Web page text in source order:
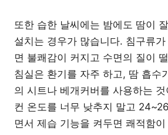
또한 습한 날씨에는 밤에도 땀이
설치는 경우가 많습니다. 침구류
면 불쾌감이 커지고 수면의 질이
침실은 환기를 자주 하고, 땀 흡수
의 시트나 베개커버를 사용하는
컨 온도를 너무 낮추지 말고
면서 제습 기능을 켜두면 쾌적함